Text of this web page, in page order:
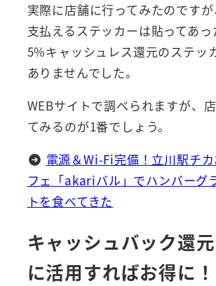
実際に店舗に行ってみたのです
支払えるステッカーは貼ってあっ
5%キャッシュレス還元のステッ
ありませんでした。
WEBサイトで調べられますが、
てみるのが1番でしょう。
電源＆Wi-Fi完備！立川駅チ
フェ「akariバル」でハンバーグ
トを食べてきた
キャッシュバック還
に活用すればお得に！